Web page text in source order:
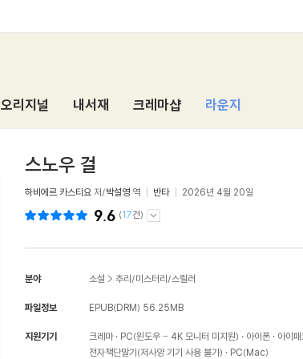
오리지널 내서재 크레마샵 라운지
스노우 걸
하비에르 카스티요 저/박설영 역 반타 2026년 4월 20일
9.6 (17건)
분야 소설 > 추리/미스터리/스릴러
파일정보 EPUB(DRM) 56.25MB
지원기기 크레마 PC(윈도우 - 4K 모니터 미지원) 아이폰 아이
전자책단말기(저사양 기기 사용 불가)
PC(Mac)